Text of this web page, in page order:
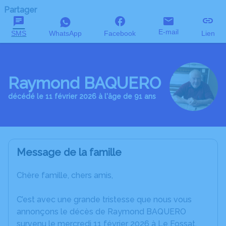
Partager
SMS WhatsApp Facebook E-mail Lien
Raymond BAQUERO
décédé le 11 février 2026 à l'âge de 91 ans
Message de la famille
Chère famille, chers amis,
C’est avec une grande tristesse que nous vous
annonçons le décès de Raymond BAQUERO
survenu le mercredi 11 février 2026 à Le Fossat.